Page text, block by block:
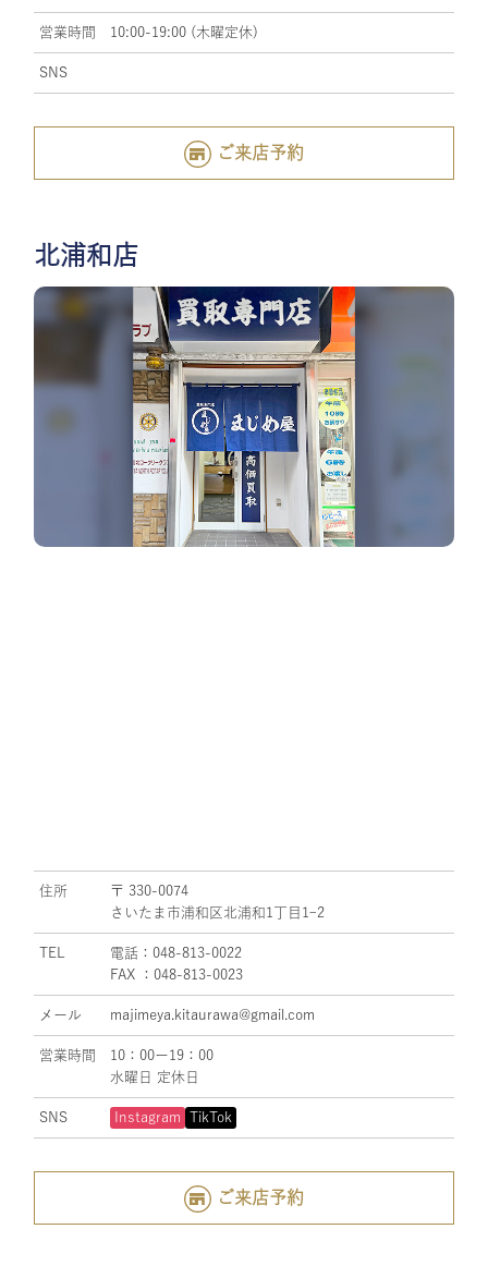
営業時間 10:00-19:00 (木曜定休)
SNS
ご来店予約
北浦和店
住所
〒 330-0074
さいたま市浦和区北浦和1丁目1ｰ2
TEL
電話：048-813-0022
FAX ：048-813-0023
メール majimeya.kitaurawa@gmail.com
営業時間
10：00ー19：00
水曜日 定休日
SNS Instagram TikTok
ご来店予約